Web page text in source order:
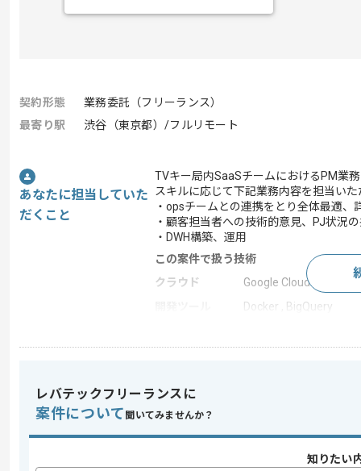
契約形態
業務委託（フリーランス）
最寄り駅
渋谷（東京都）/フルリモート
あなたに担当していた
だくこと
TVキー局内SaaSチームにおけるPM業
スキルに応じて下記業務内容を担当いた
・opsチームとの連携をとり全体最適、
・顧客担当者への技術的意見、PJ状況
・DWH構築、運用
この案件で扱う技術
クラウド
Google Cloud Platform
Docker , BigQuery
求めるスキル
レバテックフリーランスに
案件について 聞いてみませんか？
知りたい